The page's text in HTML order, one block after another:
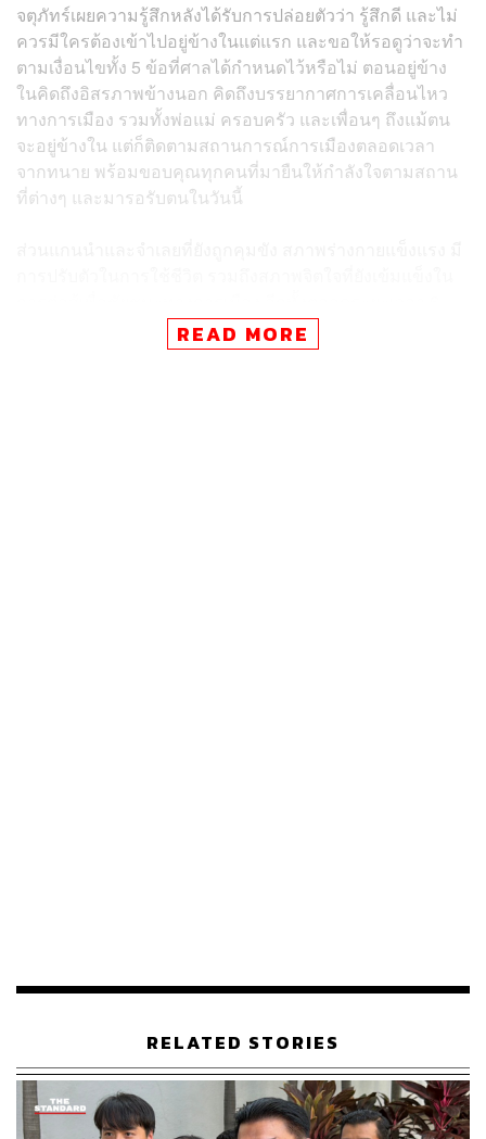
จตุภัทร์เผยความรู้สึกหลังได้รับการปล่อยตัวว่า รู้สึกดี และไม่
ควรมีใครต้องเข้าไปอยู่ข้างในแต่แรก และขอให้รอดูว่าจะทำ
ตามเงื่อนไขทั้ง 5 ข้อที่ศาลได้กำหนดไว้หรือไม่ ตอนอยู่ข้าง
ในคิดถึงอิสรภาพข้างนอก คิดถึงบรรยากาศการเคลื่อนไหว
ทางการเมือง รวมทั้งพ่อแม่ ครอบครัว และเพื่อนๆ ถึงแม้ตน
จะอยู่ข้างใน แต่ก็ติดตามสถานการณ์การเมืองตลอดเวลา
จากทนาย พร้อมขอบคุณทุกคนที่มายืนให้กำลังใจตามสถาน
ที่ต่างๆ และมารอรับตนในวันนี้
เดือนที่ตนถูกคุมขัง มีแต่ความน่าเบื่อ คุกก็ยังเป็นคุก และตน
ถูกคุมขังนานกว่าทุกรอบที่ผ่านมา
READ MORE
RELATED STORIES